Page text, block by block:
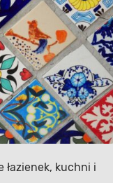
łazienek, kuchni i